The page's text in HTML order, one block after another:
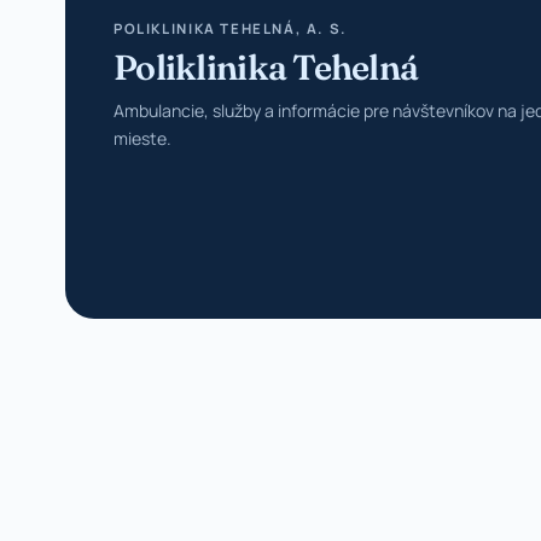
POLIKLINIKA TEHELNÁ, A. S.
Poliklinika Tehelná
Ambulancie, služby a informácie pre návštevníkov na
mieste.